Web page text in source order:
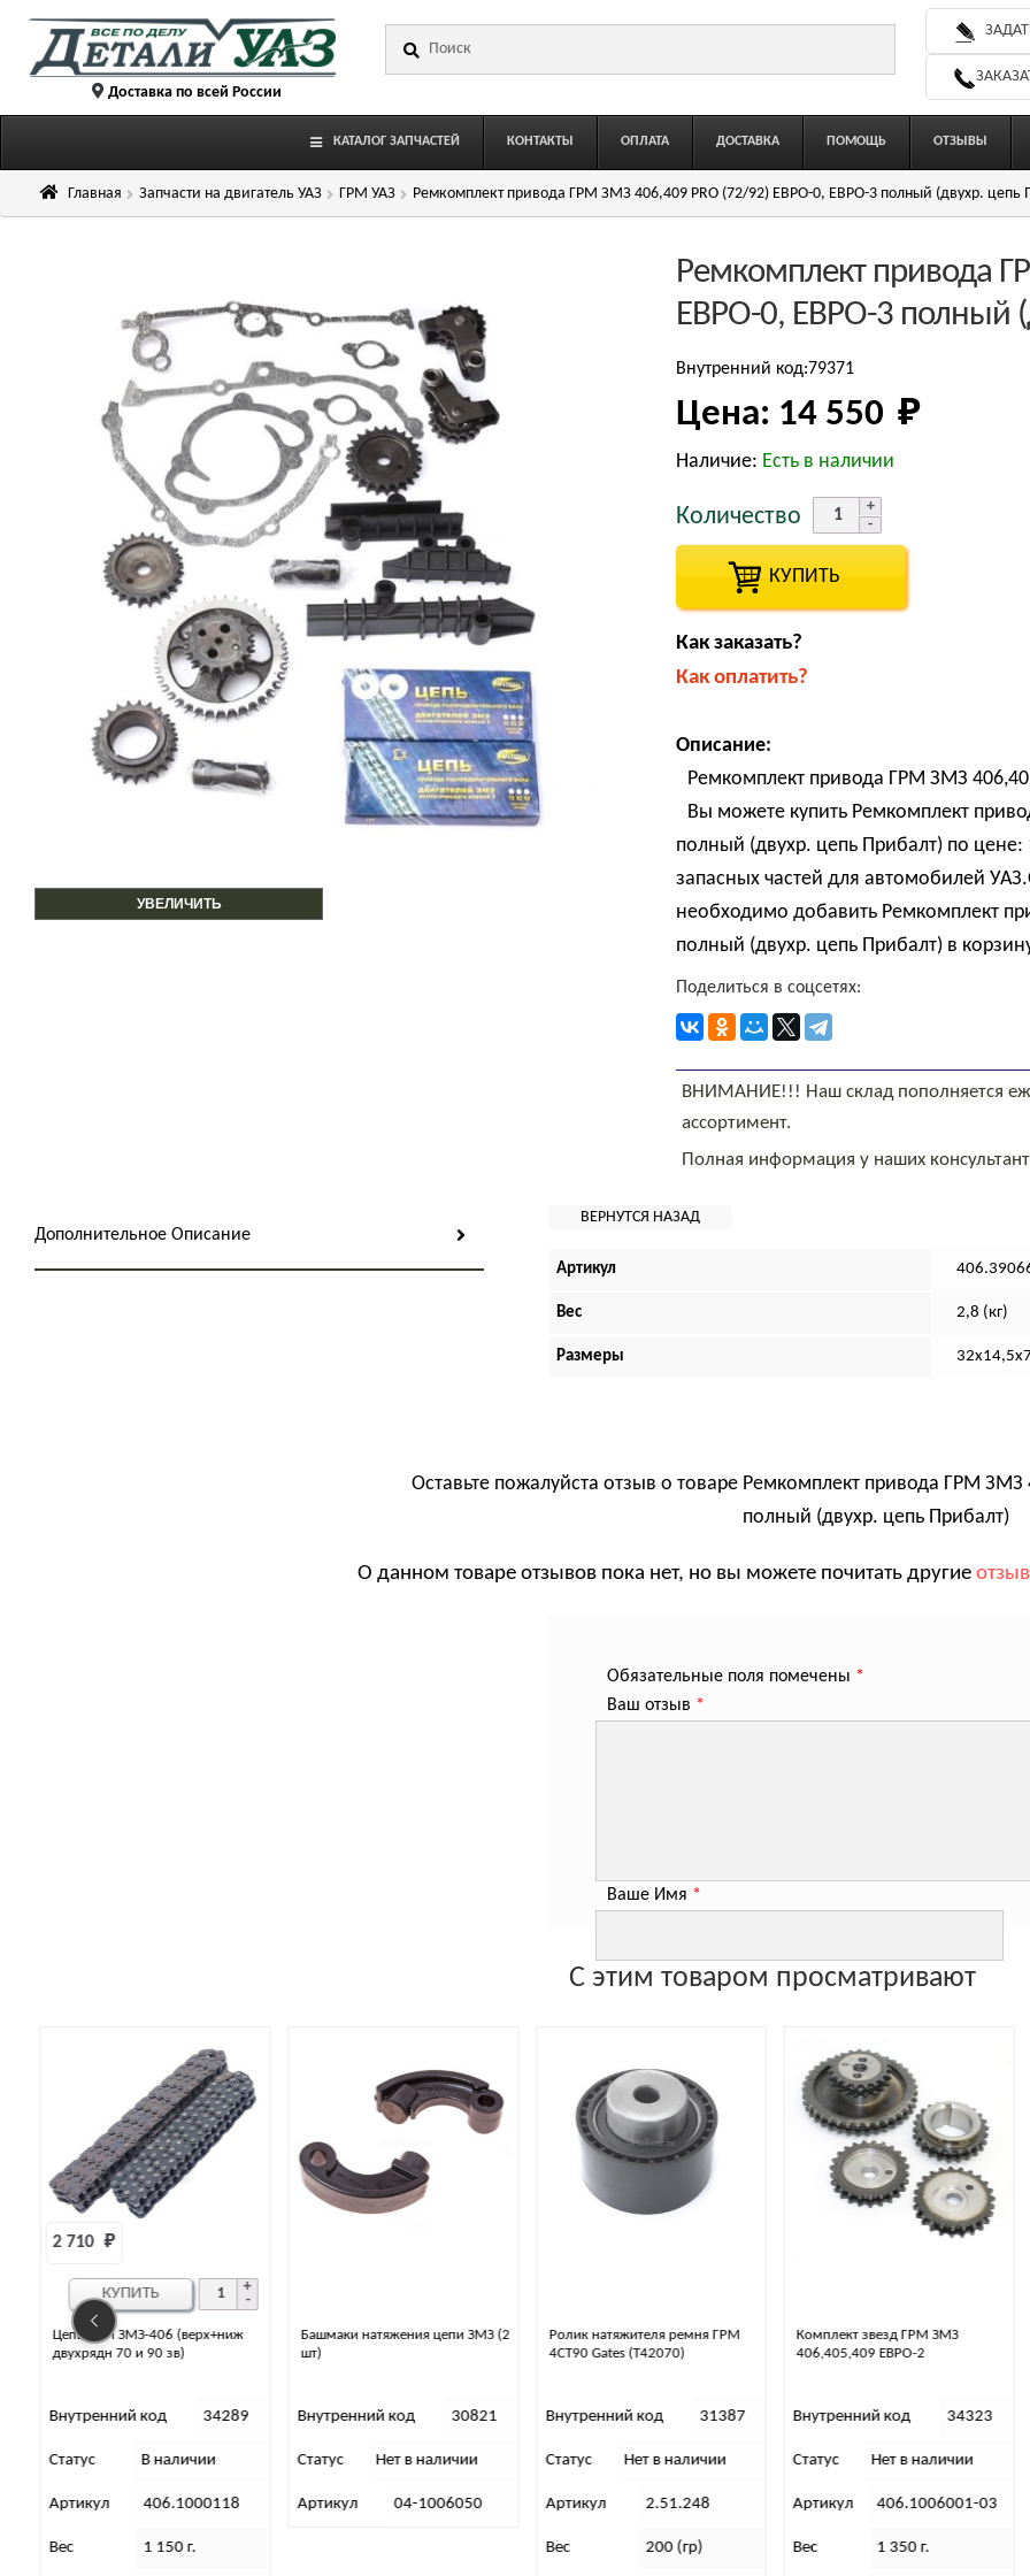
Перейти
Перейти
содержимому Доставка по всей России
КАТАЛОГ ЗАПЧАСТЕЙ КОНТАКТЫ ОПЛАТА ДОСТАВКА ПОМОЩЬ ОТЗЫВЫ
Главная Запчасти на двигатель УАЗ ГРМ УАЗ Ремкомплект привода ГРМ ЗМЗ 406,409 PRO (72/92) ЕВРО-0, ЕВРО-3 полный (двухр. цепь
УВЕЛИЧИТЬ
Ремкомплект привода
ЕВРО-0, ЕВРО-3 полный
Внутренний код:79371
Цена: 14 550 ₽
Наличие: Есть в наличии
Количество
КУПИТЬ
Как заказать?
Как оплатить?
Описание:
Ремкомплект привода ГРМ ЗМЗ
Вы можете купить Ремкомплект
полный (двухр. цепь Прибалт) по цене:
запасных частей для автомобилей
необходимо добавить Ремкомплект
полный (двухр. цепь Прибалт) в
Поделиться в соцсетях:
ВНИМАНИЕ!!! Наш склад пополняется
ассортимент.
Полная информация у наших
Дополнительное Описание
Артикул
Вес 2,8 (кг)
Размеры
Оставьте пожалуйста отзыв о товаре Ремкомплект привода ГРМ ЗМЗ
полный (двухр. цепь Прибалт)
О данном товаре отзывов пока нет, но вы можете почитать другие
Обязательные поля помечены *
Ваш отзыв *
Ваше Имя *
С этим товаром просматривают
34289
Башмаки натяжения цепи ЗМЗ (2
шт)
Внутренний код 30821
Статус Нет в наличии
Артикул 04-1006050
Ролик натяжителя ремня ГРМ
Внутренний код 31387
Статус Нет в наличии
Артикул 2.51.248
Комплект звезд ГРМ ЗМЗ
406,405,409 ЕВРО-2
Внутренний код 34323
Статус Нет в наличии
Артикул 406.1006001-03
1 350 г.
Шестерня распредвала
(ЗМЗ-402.10; УМЗ-4178,
Внутренний код
Статус Нет в наличии
Артикул
660 г.